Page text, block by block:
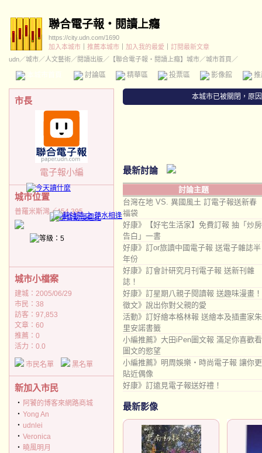
聯合電子報‧閱讀上癮
https://city.udn.com/1690
加入本城市
推薦本城市 加入我的最愛
訂閱最新文章
udn／城市／人文藝術／閱讀出版 ／ 【聯合電子報‧閱讀上癮】城市／城市首頁／
討論區 精華區 投票區 影像館
市長
電子報小編
城市位置
普羅米斯灣／454,395
城市小檔案
建城：2005/06/29
市民：38
訪客：97,853
文章：60
推薦： 0
活力：0.0
市民名單 黑名單
新加入市民
‧ 阿饕的博客來網路商城
‧ Yong An
‧ udnlei
‧ Veronica
‧ 曉風明月
本城市已被關閉，原
最新討論
討論主題
台灣在地 VS. 異國風土 訂電子報送新春
福袋
好康》【好宅生活家】免費訂報 抽「炒房
告白」一書
好康》訂or旅讀中國電子報 送電子雜誌半
年份
好康》訂會計研究月刊電子報 送新刊雜
誌！
好康》訂星期八親子閱讀報 送趣味漫畫！
徵文》說出你對父親的愛
活動》訂好繪本格林報 送繪本及插畫家朱
里安諾書籤
小編推薦》大田iPen圖文報 滿足你喜歡看
圖文的慾望
小編推薦》明周娛樂‧時尚電子報 讓你更
貼近偶像
好康》訂遠見電子報送好禮！
最新影像